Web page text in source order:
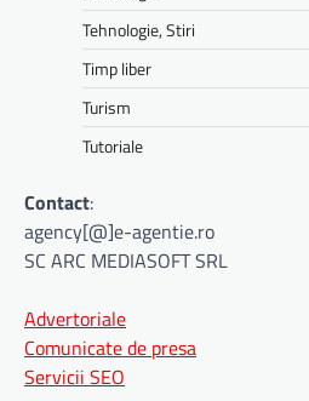
Tehnologie, Stiri
Timp liber
Turism
Tutoriale
Contact:
agency[@]e-agentie.ro
SC ARC MEDIASOFT SRL
Advertoriale
Comunicate de presa
Servicii SEO